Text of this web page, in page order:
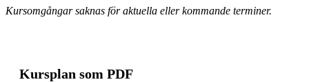
Kursomgångar saknas för aktuella eller kommande terminer.
Kursplan som PDF